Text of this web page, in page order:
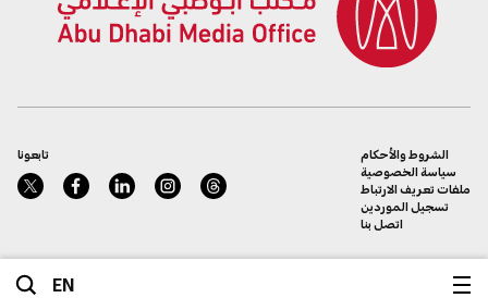
EN
تابعونا
الشروط والأحكام
سياسة الخصوصية
ملفات تعريف الارتباط
تسجيل الموردين
اتصل بنا